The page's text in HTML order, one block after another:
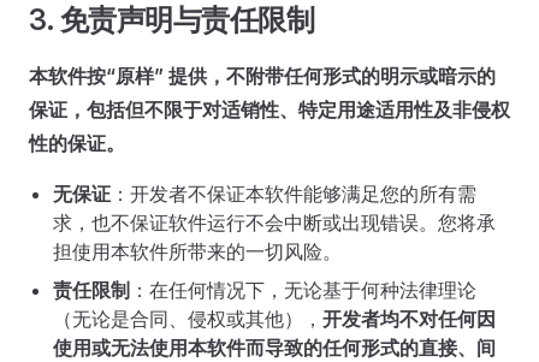
3. 免责声明与责任限制
本软件按“原样” 提供，不附带任何形式的明示或暗示的
保证，包括但不限于对适销性、特定用途适用性及非侵权
性的保证。
无保证 ：开发者不保证本软件能够满足您的所有需
求，也不保证软件运行不会中断或出现错误。您将承
担使用本软件所带来的一切风险。
责任限制 ：在任何情况下，无论基于何种法律理论
（无论是合同、侵权或其他）， 开发者均不对任何因
使用或无法使用本软件而导致的任何形式的直接、间